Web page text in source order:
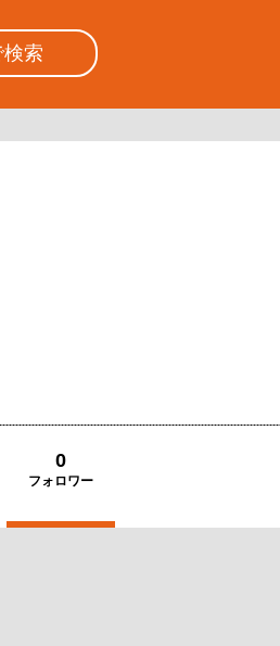
0
フォロワー